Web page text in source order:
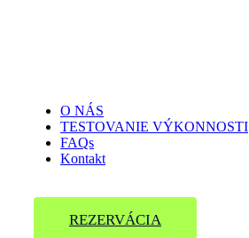
O NÁS
TESTOVANIE VÝKONNOSTI
FAQs
Kontakt
REZERVÁCIA